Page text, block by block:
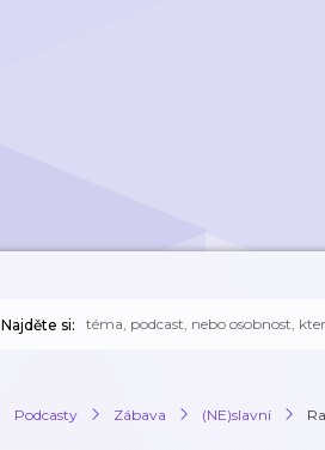
Najděte si:
Podcasty Zábava (NE)slavní